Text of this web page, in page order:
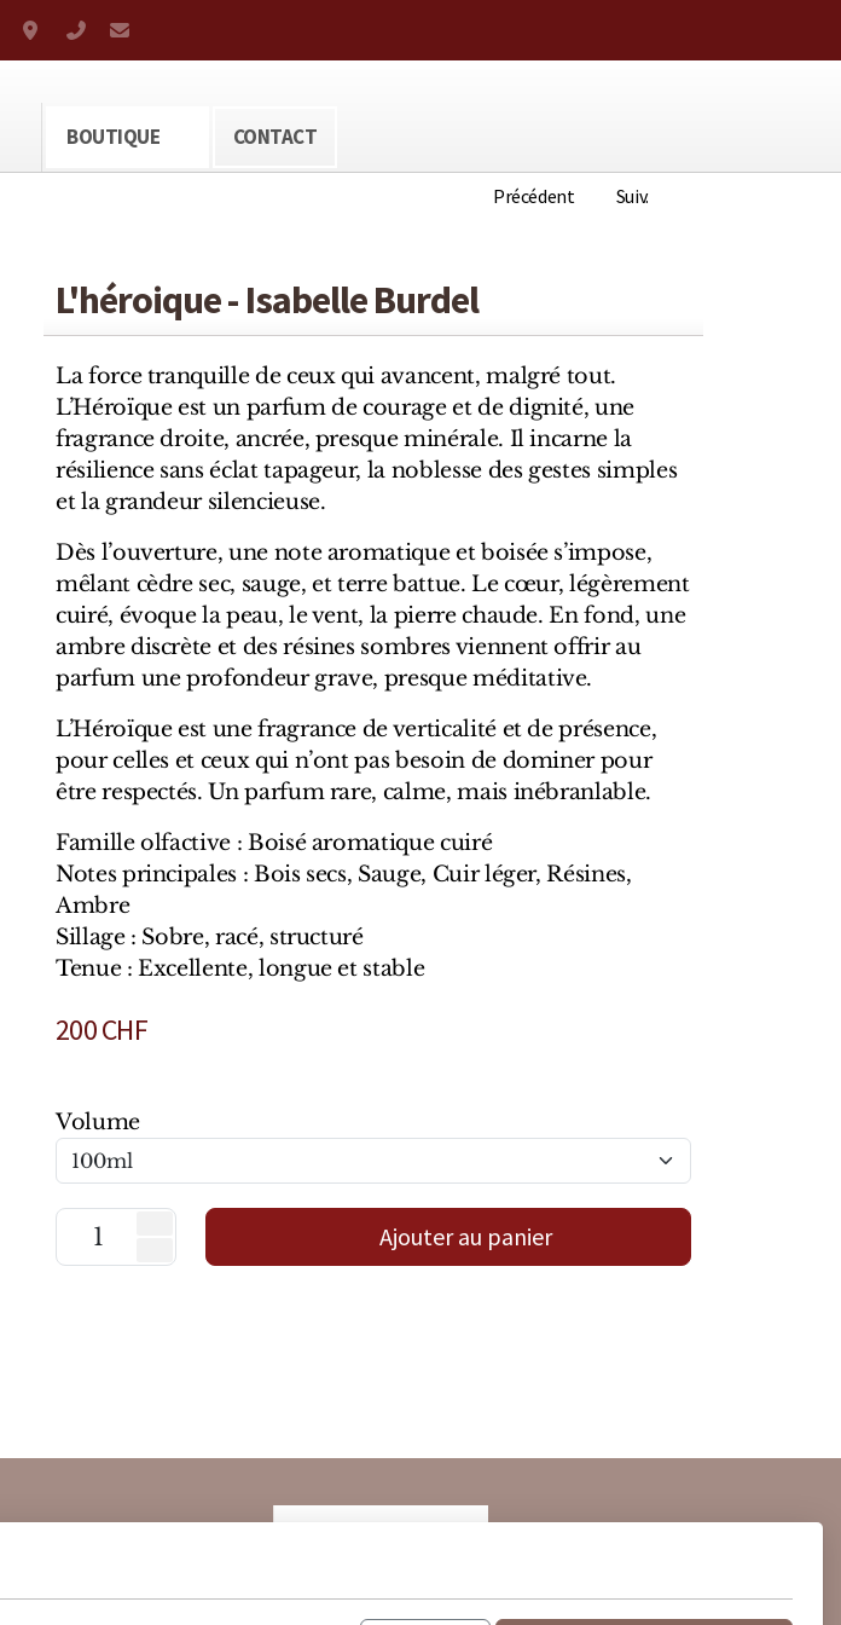
Grand-Rue 38, Genève
+41 22 310 38 75
BOUTIQUE CONTACT
Précédent Suiv.
L'héroique - Isabelle Burdel
La force tranquille de ceux qui avancent, malgré tout.
L’Héroïque est un parfum de courage et de dignité, une
fragrance droite, ancrée, presque minérale. Il incarne la
résilience sans éclat tapageur, la noblesse des gestes simples
et la grandeur silencieuse.
Dès l’ouverture, une note aromatique et boisée s’impose,
mêlant cèdre sec, sauge, et terre battue. Le cœur, légèrement
cuiré, évoque la peau, le vent, la pierre chaude. En fond, une
ambre discrète et des résines sombres viennent offrir au
parfum une profondeur grave, presque méditative.
L’Héroïque est une fragrance de verticalité et de présence,
pour celles et ceux qui n’ont pas besoin de dominer pour
être respectés. Un parfum rare, calme, mais inébranlable.
Famille olfactive : Boisé aromatique cuiré
Notes principales : Bois secs, Sauge, Cuir léger, Résines,
Ambre
Sillage : Sobre, racé, structuré
Tenue : Excellente, longue et stable
200CHF
Volume
Ajouter au panier